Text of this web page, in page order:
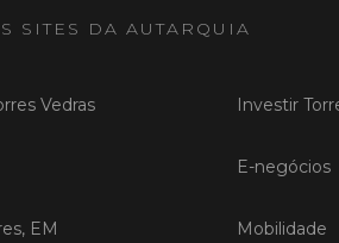
SITES DA AUTARQUIA
Vedras
EM
Investir
E-negócios
Mobilidade